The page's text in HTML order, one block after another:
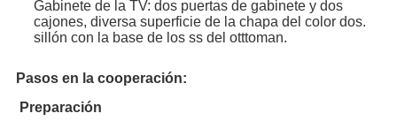
Gabinete de la TV: dos puertas de gabinete y dos
cajones, diversa superficie de la chapa del color dos.
sillón con la base de los ss del otttoman.
Pasos en la cooperación:
Preparación